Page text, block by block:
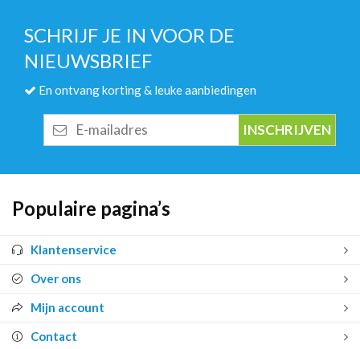
SCHRIJF JE IN VOOR DE
NIEUWSBRIEF
En ontvang korting & leuke aanbiedingen
mailadres
Populaire pagina’s
Klantenservice
Over ons
Mijn account
Contact